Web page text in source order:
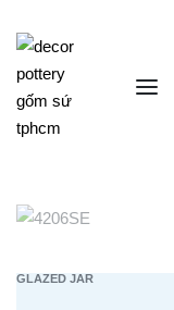
GLAZED JAR